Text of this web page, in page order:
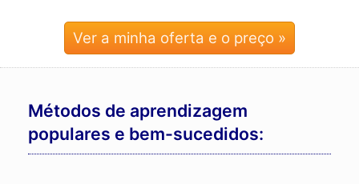
Ver a minha oferta e o preço »
Métodos de aprendizagem
populares e bem-sucedidos: